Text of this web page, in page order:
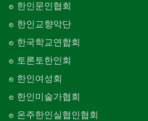
한인문인협회
한인교향악단
한국학교연합회
토론토한인회
한인여성회
한인미술가협회
온주한인실협인협회